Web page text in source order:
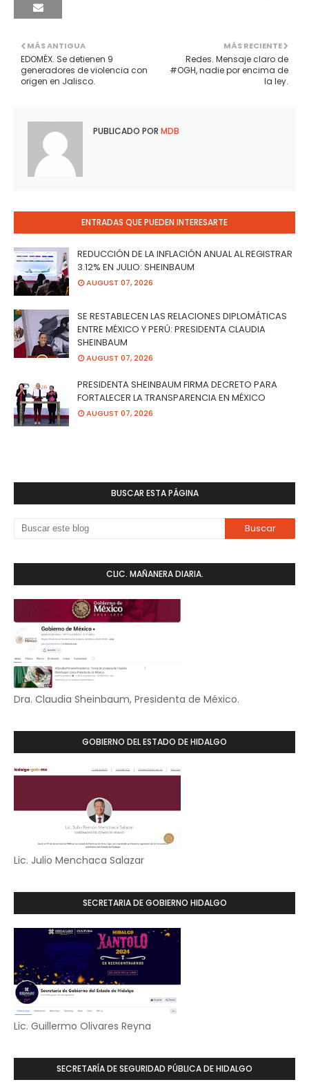
MÁS RECIENTE
Redes. Mensaje claro de
#OGH, nadie por encima de
la ley.
MÁS ANTIGUA
EDOMÉX. Se detienen 9
generadores de violencia con
origen en Jalisco.
PUBLICADO POR MDB
ENTRADAS QUE PUEDEN INTERESARTE
REDUCCIÓN DE LA INFLACIÓN ANUAL AL REGISTRAR
3.12% EN JULIO: SHEINBAUM
AUGUST 07, 2026
SE RESTABLECEN LAS RELACIONES DIPLOMÁTICAS
ENTRE MÉXICO Y PERÚ: PRESIDENTA CLAUDIA
SHEINBAUM
AUGUST 07, 2026
PRESIDENTA SHEINBAUM FIRMA DECRETO PARA
FORTALECER LA TRANSPARENCIA EN MÉXICO
AUGUST 07, 2026
BUSCAR ESTA PÁGINA
CLIC. MAÑANERA DIARIA.
Dra. Claudia Sheinbaum, Presidenta de México.
GOBIERNO DEL ESTADO DE HIDALGO
Lic. Julio Menchaca Salazar
SECRETARIA DE GOBIERNO HIDALGO
Lic. Guillermo Olivares Reyna
SECRETARÍA DE SEGURIDAD PÚBLICA DE HIDALGO